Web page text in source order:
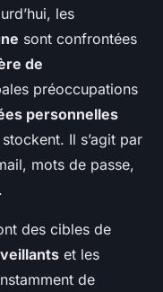
les
sont confrontées
de
préoccupations
personnelles
Il s’agit par
mots de passe,
des cibles de
et les
de